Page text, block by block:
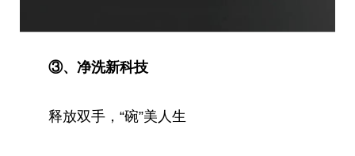
③、净洗新科技
释放双手，“碗”美人生